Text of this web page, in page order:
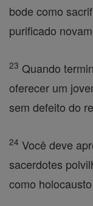
bode como
purificado
23 Quando
oferecer um
sem defeito do
24 Você deve
sacerdotes
como